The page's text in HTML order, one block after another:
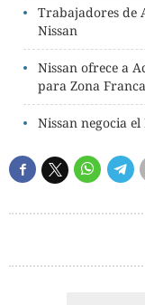
Trabajadores de
Nissan
Nissan ofrece a
para Zona Franca
Nissan negocia